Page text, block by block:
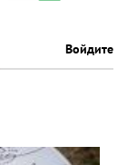
Войдите